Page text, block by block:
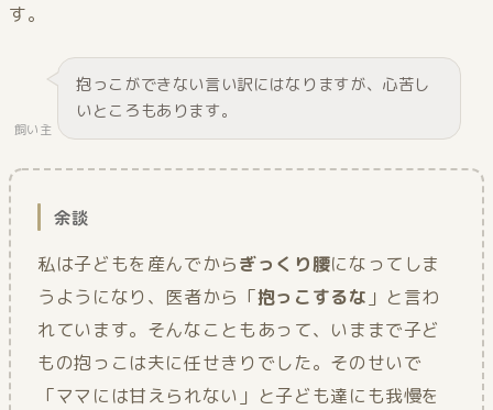
す。
飼い主
抱っこができない言い訳にはなりますが、心苦し
いところもあります。
余談
私は子どもを産んでからぎっくり腰になってしま
うようになり、医者から「抱っこするな 」と言わ
れています。そんなこともあって、いままで子ど
もの抱っこは夫に任せきりでした。そのせいで
「ママには甘えられない」と子ども達にも我慢を